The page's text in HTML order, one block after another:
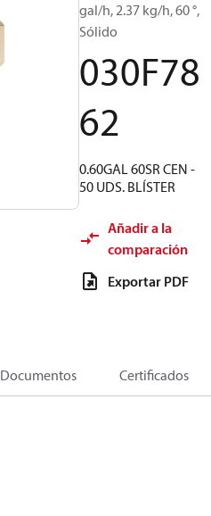
gal/h, 2.37 kg/h, 60 °,
Sólido
030F78
62
0.60GAL 60SR CEN -
50 UDS. BLÍSTER
Añadir a la
comparación
Exportar PDF
Documentos Certificados